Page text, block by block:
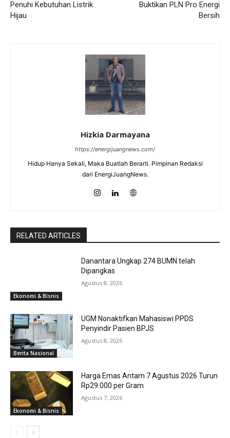
Penuhi Kebutuhan Listrik
Hijau
Buktikan PLN Pro Energi
Bersih
Hizkia Darmayana
https://energijuangnews.com/
Hidup Hanya Sekali, Maka Buatlah Berarti. Pimpinan Redaksi
dari EnergiJuangNews.
RELATED ARTICLES
Ekonomi & Bisnis
Danantara Ungkap 274 BUMN telah
Dipangkas
Agustus 8, 2026
Berita Nasional
UGM Nonaktifkan Mahasiswi PPDS
Penyindir Pasien BPJS
Agustus 8, 2026
Ekonomi & Bisnis
Harga Emas Antam 7 Agustus 2026 Turun
Rp29.000 per Gram
Agustus 7, 2026